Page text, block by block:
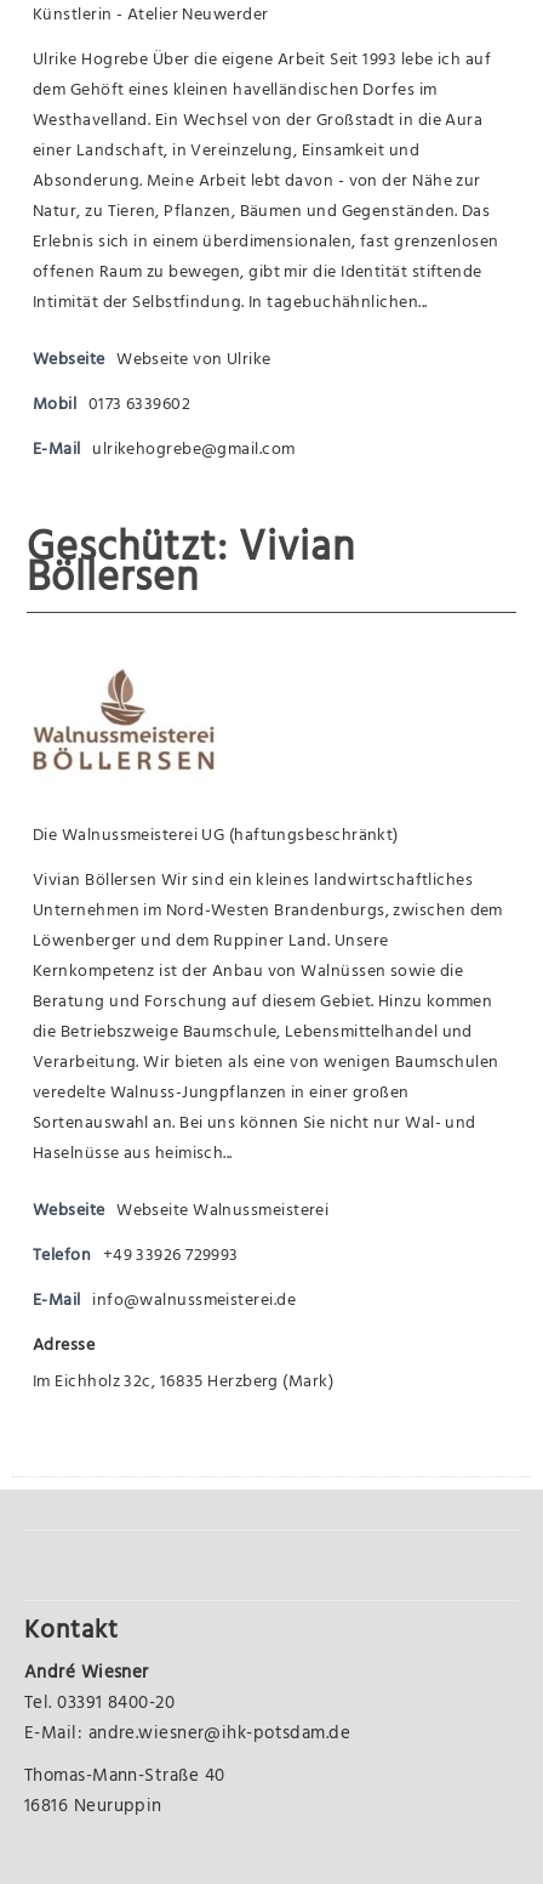
Künstlerin - Atelier Neuwerder
Ulrike Hogrebe Über die eigene Arbeit Seit 1993 lebe ich auf
dem Gehöft eines kleinen havelländischen Dorfes im
Westhavelland. Ein Wechsel von der Großstadt in die Aura
einer Landschaft, in Vereinzelung, Einsamkeit und
Absonderung. Meine Arbeit lebt davon - von der Nähe zur
Natur, zu Tieren, Pflanzen, Bäumen und Gegenständen. Das
Erlebnis sich in einem überdimensionalen, fast grenzenlosen
offenen Raum zu bewegen, gibt mir die Identität stiftende
Intimität der Selbstfindung. In tagebuchähnlichen...
Webseite Webseite von Ulrike
Mobil 0173 6339602
E-Mail ulrikehogrebe@gmail.com
Geschützt: Vivian
Böllersen
Die Walnussmeisterei UG (haftungsbeschränkt)
Vivian Böllersen Wir sind ein kleines landwirtschaftliches
Unternehmen im Nord-Westen Brandenburgs, zwischen dem
Löwenberger und dem Ruppiner Land. Unsere
Kernkompetenz ist der Anbau von Walnüssen sowie die
Beratung und Forschung auf diesem Gebiet. Hinzu kommen
die Betriebszweige Baumschule, Lebensmittelhandel und
Verarbeitung. Wir bieten als eine von wenigen Baumschulen
veredelte Walnuss-Jungpflanzen in einer großen
Sortenauswahl an. Bei uns können Sie nicht nur Wal- und
Haselnüsse aus heimisch...
Webseite Webseite Walnussmeisterei
Telefon +49 33926 729993
E-Mail info@walnussmeisterei.de
Adresse
Im Eichholz 32c, 16835 Herzberg (Mark)
Kontakt
André Wiesner
Tel. 03391 8400-20
E-Mail: andre.wiesner@ihk-potsdam.de
Thomas-Mann-Straße 40
16816 Neuruppin